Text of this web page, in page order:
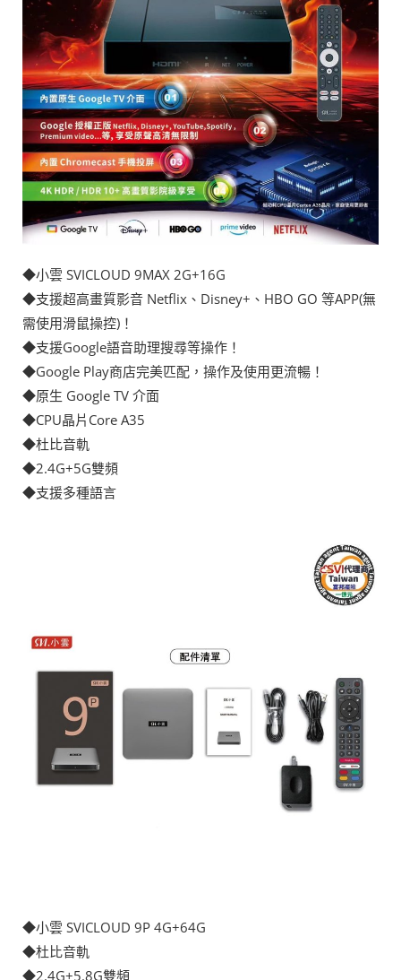
◆小雲 SVICLOUD 9MAX 2G+16G
◆支援超高畫質影音 Netflix、Disney+、HBO GO 等APP(無
需使用滑鼠操控)！
◆支援Google語音助理搜尋等操作！
◆Google Play商店完美匹配，操作及使用更流暢！
◆原生 Google TV 介面
◆CPU晶片Core A35
◆杜比音軌
◆2.4G+5G雙頻
◆支援多種語言
◆小雲 SVICLOUD 9P 4G+64G
◆杜比音軌
◆2.4G+5.8G雙頻